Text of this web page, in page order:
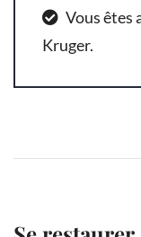
Vous êtes
Kruger.